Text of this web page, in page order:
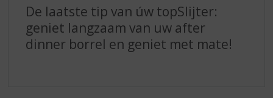
De laatste tip van úw topSlijter:
geniet langzaam van uw after
dinner borrel en geniet met mate!